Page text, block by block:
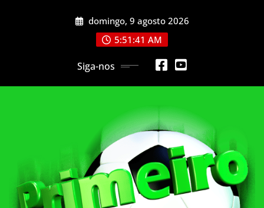
domingo, 9 agosto 2026
5:51:43 AM
Siga-nos